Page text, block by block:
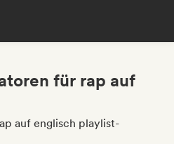
für rap auf
auf englisch playlist-